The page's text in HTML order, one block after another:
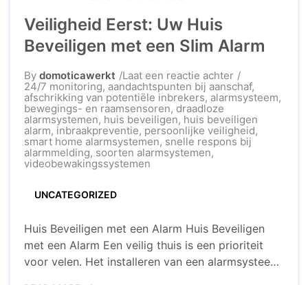
Veiligheid Eerst: Uw Huis
Beveiligen met een Slim Alarm
By domoticawerkt Laat een reactie achterop
Veiligheid
Eerst:
Uw
Huis
Beveiligen
met
een
24/7 monitoring, aandachtspunten bij aanschaf,
afschrikking van potentiële inbrekers, alarmsysteem,
bewegings- en raamsensoren, draadloze
alarmsystemen, huis beveiligen, huis beveiligen
alarm, inbraakpreventie, persoonlijke veiligheid,
smart home alarmsystemen, snelle respons bij
alarmmelding, soorten alarmsystemen,
videobewakingssystemen
UNCATEGORIZED
Huis Beveiligen met een Alarm Huis Beveiligen
met een Alarm Een veilig thuis is een prioriteit
voor velen. Het installeren van een alarmsysteem